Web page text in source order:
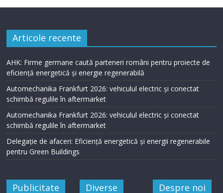
Articole recente
AHK: Firme germane caută parteneri români pentru proiecte de
eficiență energetică și energie regenerabilă
Automechanika Frankfurt 2026: vehiculul electric și conectat
schimbă regulile în aftermarket
Automechanika Frankfurt 2026: vehiculul electric și conectat
schimbă regulile în aftermarket
Delegație de afaceri: Eficiență energetică și energii regenerabile
pentru Green Buildings
Publicitate Diverse Despre noi